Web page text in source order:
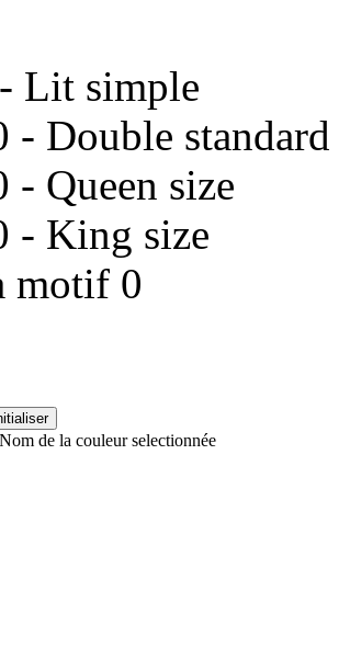
Lit simple
- Double standard
- Queen size
- King size
motif 0
Nom de la couleur selectionnée